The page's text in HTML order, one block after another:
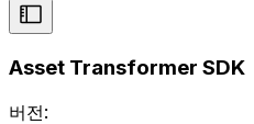
Asset Transformer SDK
버전: